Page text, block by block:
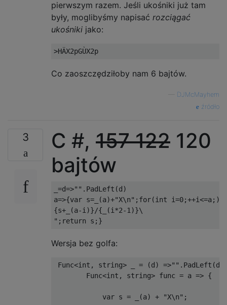
pierwszym razem. Jeśli ukośniki już tam
były, moglibyśmy napisać rozciągać
ukośniki jako:
Co zaoszczędziłoby nam 6 bajtów.
DJMcMayhem
źródło
3 C #, 157122 120
bajtów
=d=>"" . PadLeft (d )
a=>{var s= (a)+"X\n" ; for(int i=0;++i<=a;)
{s+_(a-i)}/{_(i*2-1)}\
" ; return s ;}
Wersja bez golfa:
Func<int , string> = (d ) =>"" . PadLeft (d
Func<int , string> func = a => {
var s = (a) + "X\n" ;